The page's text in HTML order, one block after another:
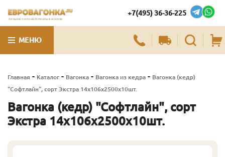
ЛУЧШИЕ ПИЛОМАТЕРИАЛЫ В МОСКВЕ
+7(495) 36-36-225
МЕНЮ
Главная - Каталог - Вагонка - Вагонка из кедра - Вагонка (кедр)
"Софтлайн", сорт Экстра 14х106х2500х10шт.
Вагонка (кедр) "Софтлайн", сорт
Экстра 14х106х2500х10шт.